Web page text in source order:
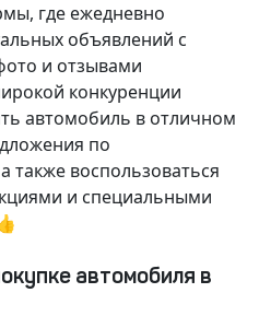
где ежедневно
объявлений с
и отзывами
конкуренции
автомобиль в отличном
по
также воспользоваться
и специальными
автомобиля в